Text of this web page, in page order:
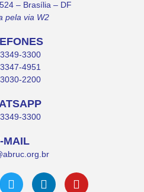
– Brasília – DF
pela via W2
3300
4951
2200
3300
MAIL